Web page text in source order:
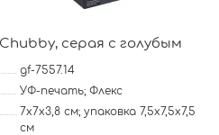
серая с голубым
gf-7557.14
УФ-печать; Флекс
7х7х3,8 см; упаковка 7,5х7,5х7,5
см